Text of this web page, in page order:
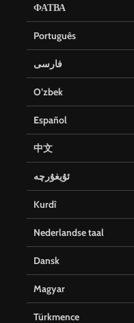
ФАТВА
Português
فارسی
O’zbek
Español
中文
ئۇيغۇرچە
Kurdî
Nederlandse taal
Dansk
Magyar
Türkmence